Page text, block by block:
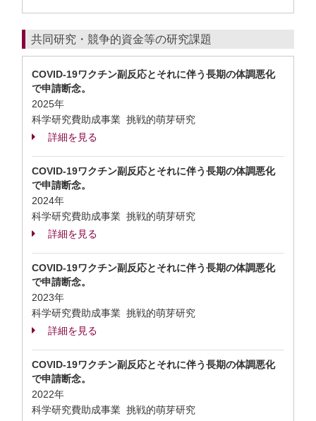
共同研究・競争的資金等の研究課題
COVID-19ワクチン副反応とそれに伴う長期の体調悪化
で申請断念。
2025年
科学研究費助成事業 挑戦的萌芽研究
詳細を見る
COVID-19ワクチン副反応とそれに伴う長期の体調悪化
で申請断念。
2024年
科学研究費助成事業 挑戦的萌芽研究
詳細を見る
COVID-19ワクチン副反応とそれに伴う長期の体調悪化
で申請断念。
2023年
科学研究費助成事業 挑戦的萌芽研究
詳細を見る
COVID-19ワクチン副反応とそれに伴う長期の体調悪化
で申請断念。
2022年
科学研究費助成事業 挑戦的萌芽研究